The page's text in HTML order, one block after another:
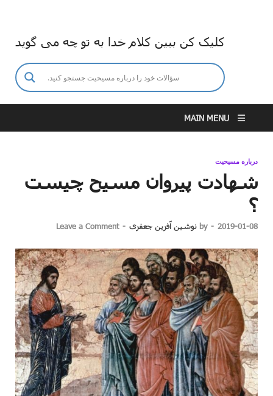
کلیک کن ببین کلام خدا به تو چه می گوید
MAIN MENU
درباره مسیحیت
شهادت پیروان مسیح چیست
؟
2019-01-08
-
by نوشین آفرین جعفری -
Leave a Comment